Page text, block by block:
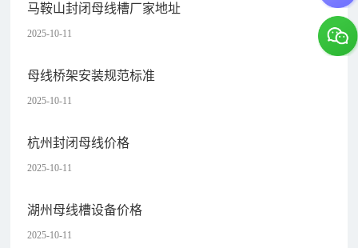
马鞍山封闭母线槽厂家地址
2025-10-11
母线桥架安装规范标准
2025-10-11
杭州封闭母线价格
2025-10-11
湖州母线槽设备价格
2025-10-11